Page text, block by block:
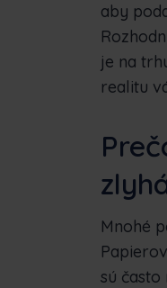
aby
je na
realitu
Mnohé
sú často